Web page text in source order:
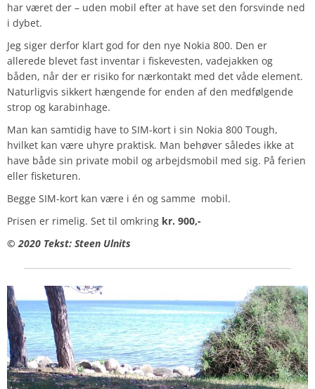
har været der – uden mobil efter at have set den forsvinde ned
i dybet.
Jeg siger derfor klart god for den nye Nokia 800. Den er
allerede blevet fast inventar i fiskevesten, vadejakken og
båden, når der er risiko for nærkontakt med det våde element.
Naturligvis sikkert hængende for enden af den medfølgende
strop og karabinhage.
Man kan samtidig have to SIM-kort i sin Nokia 800 Tough,
hvilket kan være uhyre praktisk. Man behøver således ikke at
have både sin private mobil og arbejdsmobil med sig. På ferien
eller fisketuren.
Begge SIM-kort kan være i én og samme mobil.
Prisen er rimelig. Set til omkring kr. 900,-
© 2020 Tekst: Steen Ulnits